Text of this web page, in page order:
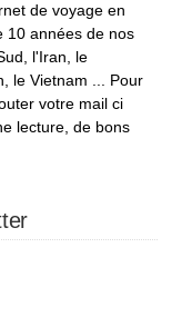
de voyage en
10 années de nos
l'Iran, le
le Vietnam ... Pour
votre mail ci
lecture, de bons